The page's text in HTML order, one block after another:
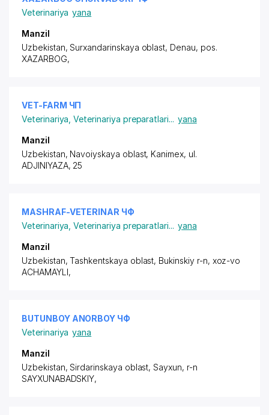
Veterinariya yana
Manzil
Uzbekistan, Surxandarinskaya oblast, Denau, pos.
XAZARBOG,
VET-FARM ЧП
Veterinariya ,Veterinariya preparatlari... yana
Manzil
Uzbekistan, Navoiyskaya oblast, Kanimex, ul.
ADJINIYAZA, 25
MASHRAF-VETERINAR ЧФ
Veterinariya ,Veterinariya preparatlari... yana
Manzil
Uzbekistan, Tashkentskaya oblast, Bukinskiy r-n, xoz-vo
ACHAMAYLI,
BUTUNBOY ANORBOY ЧФ
Veterinariya yana
Manzil
Uzbekistan, Sirdarinskaya oblast, Sayxun, r-n
SAYXUNABADSKIY,